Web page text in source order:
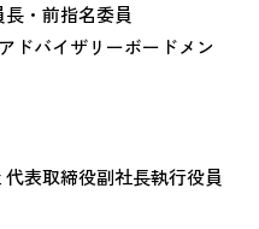
・前指名委員
ドバイザリーボードメン
表取締役副社長執行役員